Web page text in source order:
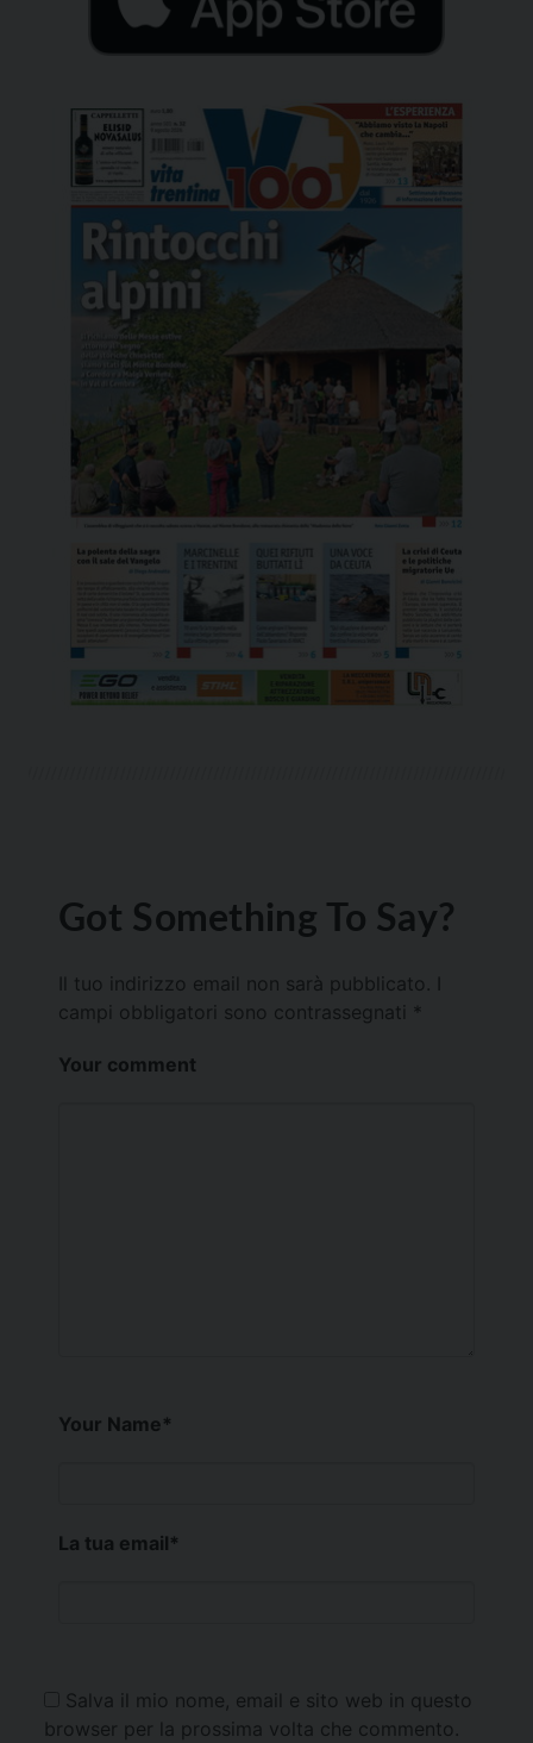
Got Something To Say?
Il tuo indirizzo email non sarà pubblicato.
campi obbligatori sono contrassegnati *
Your comment
Your Name*
La tua email*
Salva il mio nome, email e sito web in questo
browser per la prossima volta che commento.